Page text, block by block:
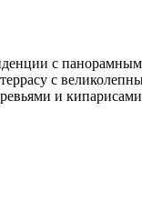
с
с
и